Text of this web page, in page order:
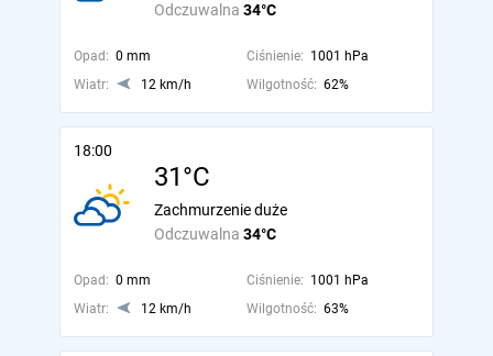
Odczuwalna 34°C
Opad: 0 mm Ciśnienie: 1001 hPa
Wiatr:
12 km/h Wilgotność: 62%
18:00
31°C
Odczuwalna 34°C
Zachmurzenie duże
Opad: 0 mm Ciśnienie: 1001 hPa
Wiatr:
12 km/h Wilgotność: 63%